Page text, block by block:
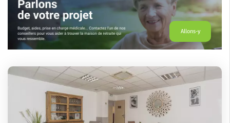
Allons-y